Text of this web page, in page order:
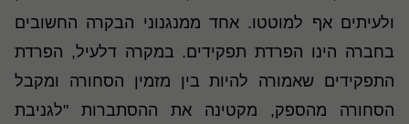
ולעיתים אף למוטטו. אחד ממנגנוני הבקרה החשובים
בחברה הינו הפרדת תפקידים. במקרה דלעיל, הפרדת
התפקידים שאמורה להיות בין מזמין הסחורה ומקבל
הסחורה מהספק, מקטינה את ההסתברות "לגניבת